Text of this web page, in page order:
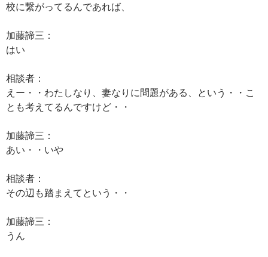
校に繋がってるんであれば、
加藤諦三：
はい
相談者：
えー・・わたしなり、妻なりに問題がある、という・・こ
とも考えてるんですけど・・
加藤諦三：
あい・・いや
相談者：
その辺も踏まえてという・・
加藤諦三：
うん